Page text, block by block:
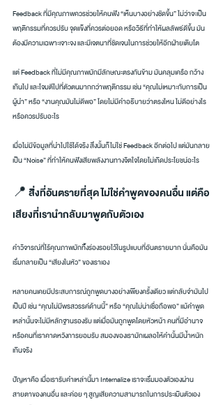
Feedback ที่มีคุณภาพควรช่วยให้คนฟัง “เห็นบางอย่างชัดขึ้น” ไม่ว่าจะเป็น
พฤติกรรมที่ควรปรับ จุดแข็งที่ควรต่อยอด หรือวิธีที่ทำให้ผลลัพธ์ดีขึ้น มัน
ต้องมีความเฉพาะเจาะจง และมีเจตนาที่ชัดเจนในการช่วยให้อีกฝ่ายเติบโต
แต่ Feedback ที่ไม่มีคุณภาพมักมีลักษณะตรงกันข้าม มันคลุมเครือ กว้าง
เกินไป และโจมตีไปที่ตัวตนมากกว่าพฤติกรรม เช่น “คุณไม่เหมาะกับการเป็น
ผู้นำ” หรือ “งานคุณมันไม่ดีพอ” โดยไม่มีคำอธิบายว่าตรงไหน ไม่ดีอย่างไร
หรือควรปรับอะไร
เมื่อไม่มีข้อมูลที่นำไปใช้ได้จริง สิ่งนั้นก็ไม่ใช่ Feedback อีกต่อไป แต่มันกลาย
เป็น “Noise” ที่ทำให้คนฟังเสียพลังงานทางจิตใจโดยไม่เกิดประโยชน์อะไร
📍 สิ่งที่อันตรายที่สุด ไม่ใช่คำพูดของคนอื่น แต่คือ
เสียงที่เรานำกลับมาพูดกับตัวเอง
คำวิจารณ์ที่ไร้คุณภาพมักทิ้งร่องรอยไว้ในรูปแบบที่อันตรายมาก นั่นคือมัน
เริ่มกลายเป็น “เสียงในหัว” ของเราเอง
หลายคนเคยมีประสบการณ์ถูกพูดบางอย่างเพียงครั้งเดียว แต่กลับจำมันไป
เป็นปี เช่น “คุณไม่มีพรสวรรค์ด้านนี้” หรือ “คุณไม่น่าเชื่อถือพอ” แม้คำพูด
เหล่านั้นจะไม่มีหลักฐานรองรับ แต่เมื่อมันถูกพูดโดยหัวหน้า คนที่มีอำนาจ
หรือคนที่เราคาดหวังการยอมรับ สมองของเรามักเผลอให้คำนั้นมีน้ำหนัก
เกินจริง
ปัญหาคือ เมื่อเรารับคำเหล่านี้มา Internalize เราจะเริ่มมองตัวเองผ่าน
สายตาของคนอื่น และค่อย ๆ สูญเสียความสามารถในการประเมินตัวเอง